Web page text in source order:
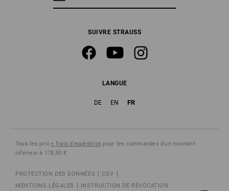
SUIVRE STRAUSS
LANGUE
DE EN FR
Tous les prix+ frais d'expédition pour les commandes d'un montant
inférieur à 178,50 €.
PROTECTION DES DONNÉES
CGV
MENTIONS LÉGALES
INSTRUCTION DE RÉVOCATION